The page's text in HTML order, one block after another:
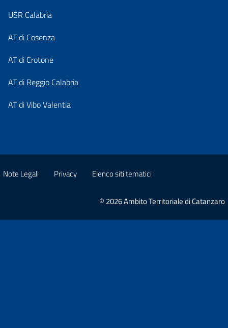
USR Calabria
AT di Cosenza
AT di Crotone
AT di Reggio Calabria
AT di Vibo Valentia
Note Legali Privacy Elenco siti tematici
© 2026 Ambito Territoriale di Catanzaro